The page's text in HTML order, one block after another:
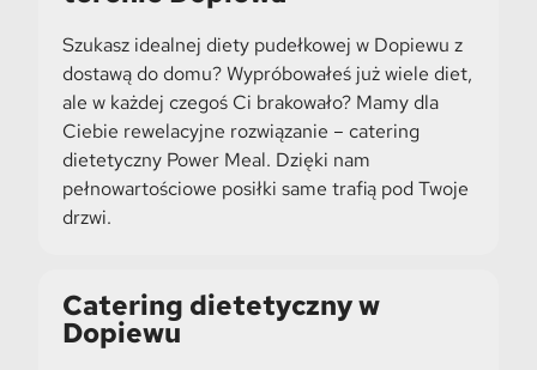
Szukasz idealnej diety pudełkowej w Dopiewu z
dostawą do domu? Wypróbowałeś już wiele diet,
ale w każdej czegoś Ci brakowało? Mamy dla
Ciebie rewelacyjne rozwiązanie – catering
dietetyczny Power Meal. Dzięki nam
pełnowartościowe posiłki same trafią pod Twoje
drzwi.
Catering dietetyczny w
Dopiewu